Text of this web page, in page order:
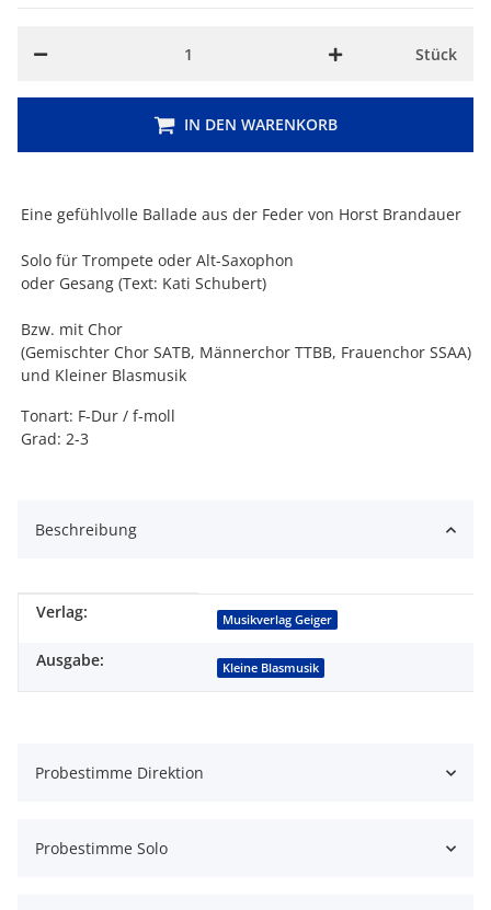
Eine gefühlvolle Ballade aus der Feder von Horst Brandauer
Solo für Trompete oder Alt-Saxophon
oder Gesang (Text: Kati Schubert)
Bzw. mit Chor
(Gemischter Chor SATB, Männerchor TTBB, Frauenchor SSAA)
und Kleiner Blasmusik
Tonart: F-Dur / f-moll
Grad: 2-3
Stück
IN DEN WARENKORB
Beschreibung
Produkteigenschaft
Wert
Verlag: Musikverlag Geiger
Ausgabe: Kleine Blasmusik
Probestimme Direktion
Probestimme Solo